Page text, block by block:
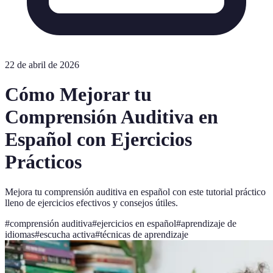
22 de abril de 2026
Cómo Mejorar tu
Comprensión Auditiva en
Español con Ejercicios
Prácticos
Mejora tu comprensión auditiva en español con este tutorial práctico
lleno de ejercicios efectivos y consejos útiles.
#comprensión auditiva#ejercicios en español#aprendizaje de
idiomas#escucha activa#técnicas de aprendizaje